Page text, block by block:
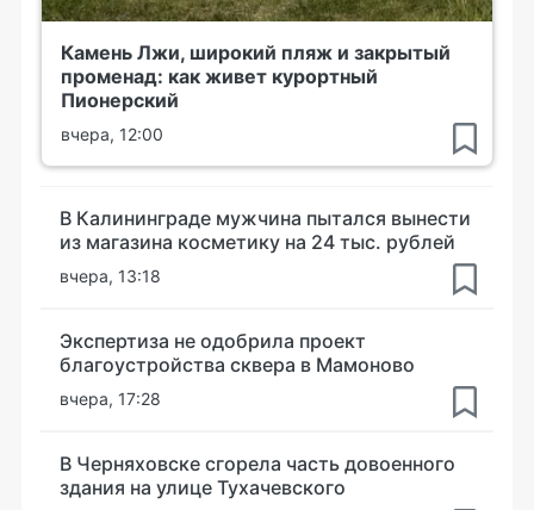
Камень Лжи, широкий пляж и закрытый
променад: как живет курортный
Пионерский
вчера, 12:00
В Калининграде мужчина пытался вынести
из магазина косметику на 24 тыс. рублей
вчера, 13:18
Экспертиза не одобрила проект
благоустройства сквера в Мамоново
вчера, 17:28
В Черняховске сгорела часть довоенного
здания на улице Тухачевского